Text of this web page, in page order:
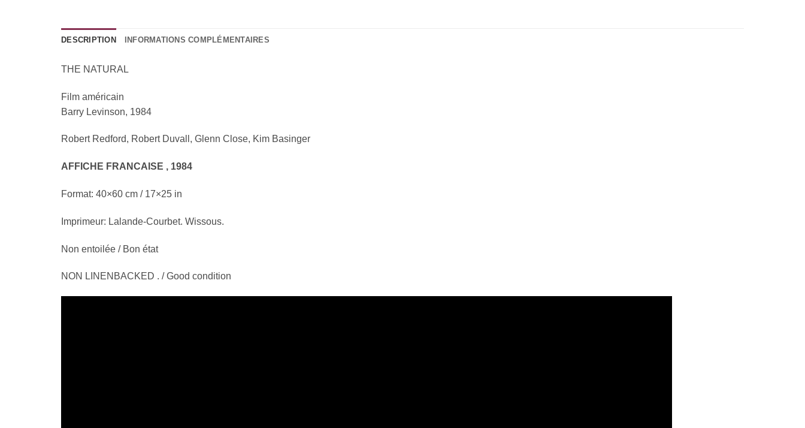
DESCRIPTION INFORMATIONS COMPLÉMENTAIRES
THE NATURAL
Film américain
Barry Levinson, 1984
Robert Redford, Robert Duvall, Glenn Close, Kim Basinger
AFFICHE FRANCAISE , 1984
Format: 40×60 cm / 17×25 in
Imprimeur: Lalande-Courbet. Wissous.
Non entoilée / Bon état
NON LINENBACKED . / Good condition